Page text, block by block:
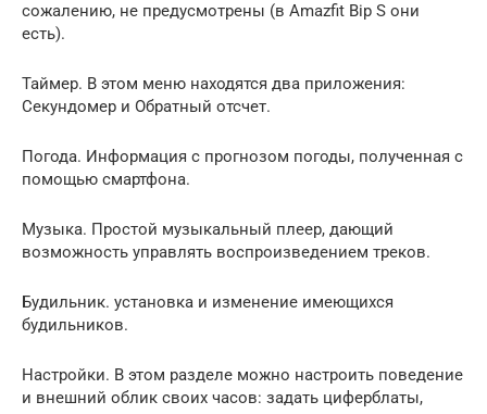
сожалению, не предусмотрены (в Amazfit Bip S они
есть).
Таймер. В этом меню находятся два приложения:
Секундомер и Обратный отсчет.
Погода. Информация с прогнозом погоды, полученная с
помощью смартфона.
Музыка. Простой музыкальный плеер, дающий
возможность управлять воспроизведением треков.
Будильник. установка и изменение имеющихся
будильников.
Настройки. В этом разделе можно настроить поведение
и внешний облик своих часов: задать циферблаты,